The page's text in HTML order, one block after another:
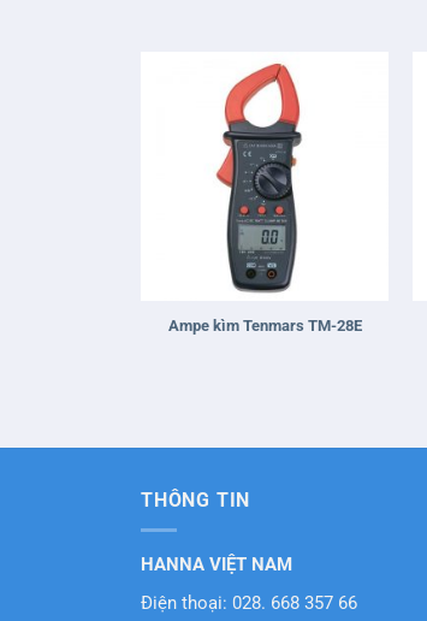
Ampe kìm Tenmars TM-28E
THÔNG TIN
HANNA VIỆT NAM
Điện thoại: 028. 668 357 66